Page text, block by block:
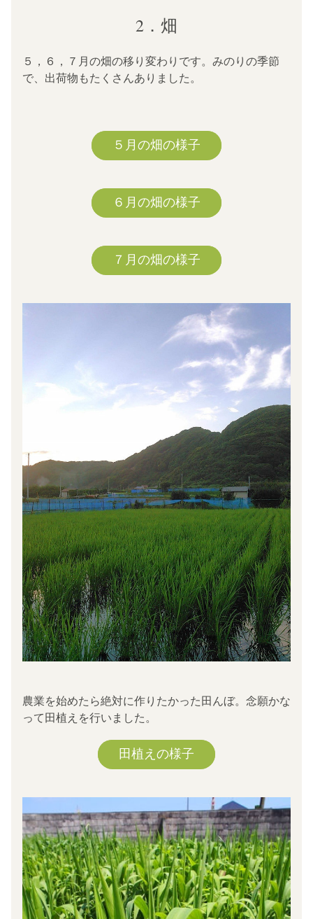
2．畑
５，６，７月の畑の移り変わりです。みのりの季節
で、出荷物もたくさんありました。
５月の畑の様子
６月の畑の様子
７月の畑の様子
農業を始めたら絶対に作りたかった田んぼ。念願かな
って田植えを行いました。
田植えの様子